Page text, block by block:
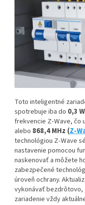
Toto inteligentné
spotrebuje iba do 0,3
frekvencie Z-Wave, čo
alebo 868,4 MHz (Z-
technológiou Z-Wave
nastavenie pomocou
naskenovať a môžete
zabezpečené
úroveň ochrany.
vykonávať bezdrôtovo,
zariadenie vždy